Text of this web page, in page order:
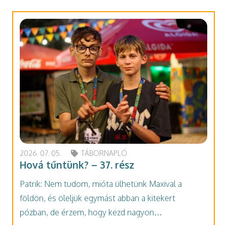
2026. 07. 05. TÁBORNAPLÓ
Hová tűntünk? – 37. rész
Patrik: Nem tudom, mióta ülhetünk Maxival a
földön, és öleljük egymást abban a kitekert
pózban, de érzem, hogy kezd nagyon…